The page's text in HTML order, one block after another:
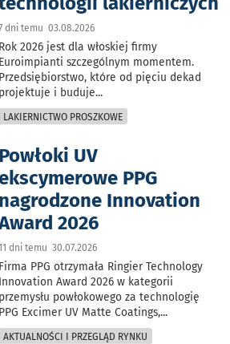
dni temu 03.08.2026
Rok 2026 jest dla włoskiej firmy
Euroimpianti szczególnym momentem.
Przedsiębiorstwo, które od pięciu dekad
projektuje i buduje...
LAKIERNICTWO PROSZKOWE
Powłoki UV
PPG
nagrodzone Innovation
2026
dni temu 30.07.2026
Firma PPG otrzymała Ringier Technology
Innovation Award 2026 w kategorii
przemysłu powłokowego za technologię
PPG Excimer UV Matte Coatings,...
AKTUALNOŚCI I PRZEGLĄD RYNKU